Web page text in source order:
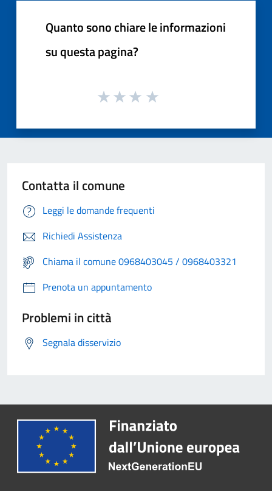
Quanto sono chiare le informazioni
su questa pagina?
Contatta il comune
Leggi le domande frequenti
Richiedi Assistenza
Chiama il comune 0968403045 / 0968403321
Prenota un appuntamento
Problemi in città
Segnala disservizio